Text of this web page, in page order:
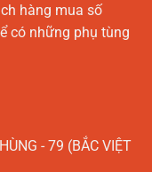
hàng mua số
có những phụ tùng
- 79 (BẮC VIỆT